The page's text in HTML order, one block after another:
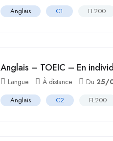
Anglais C1 FL200
Anglais – TOEIC – En
Langue À distance Du 25/
Anglais C2 FL200